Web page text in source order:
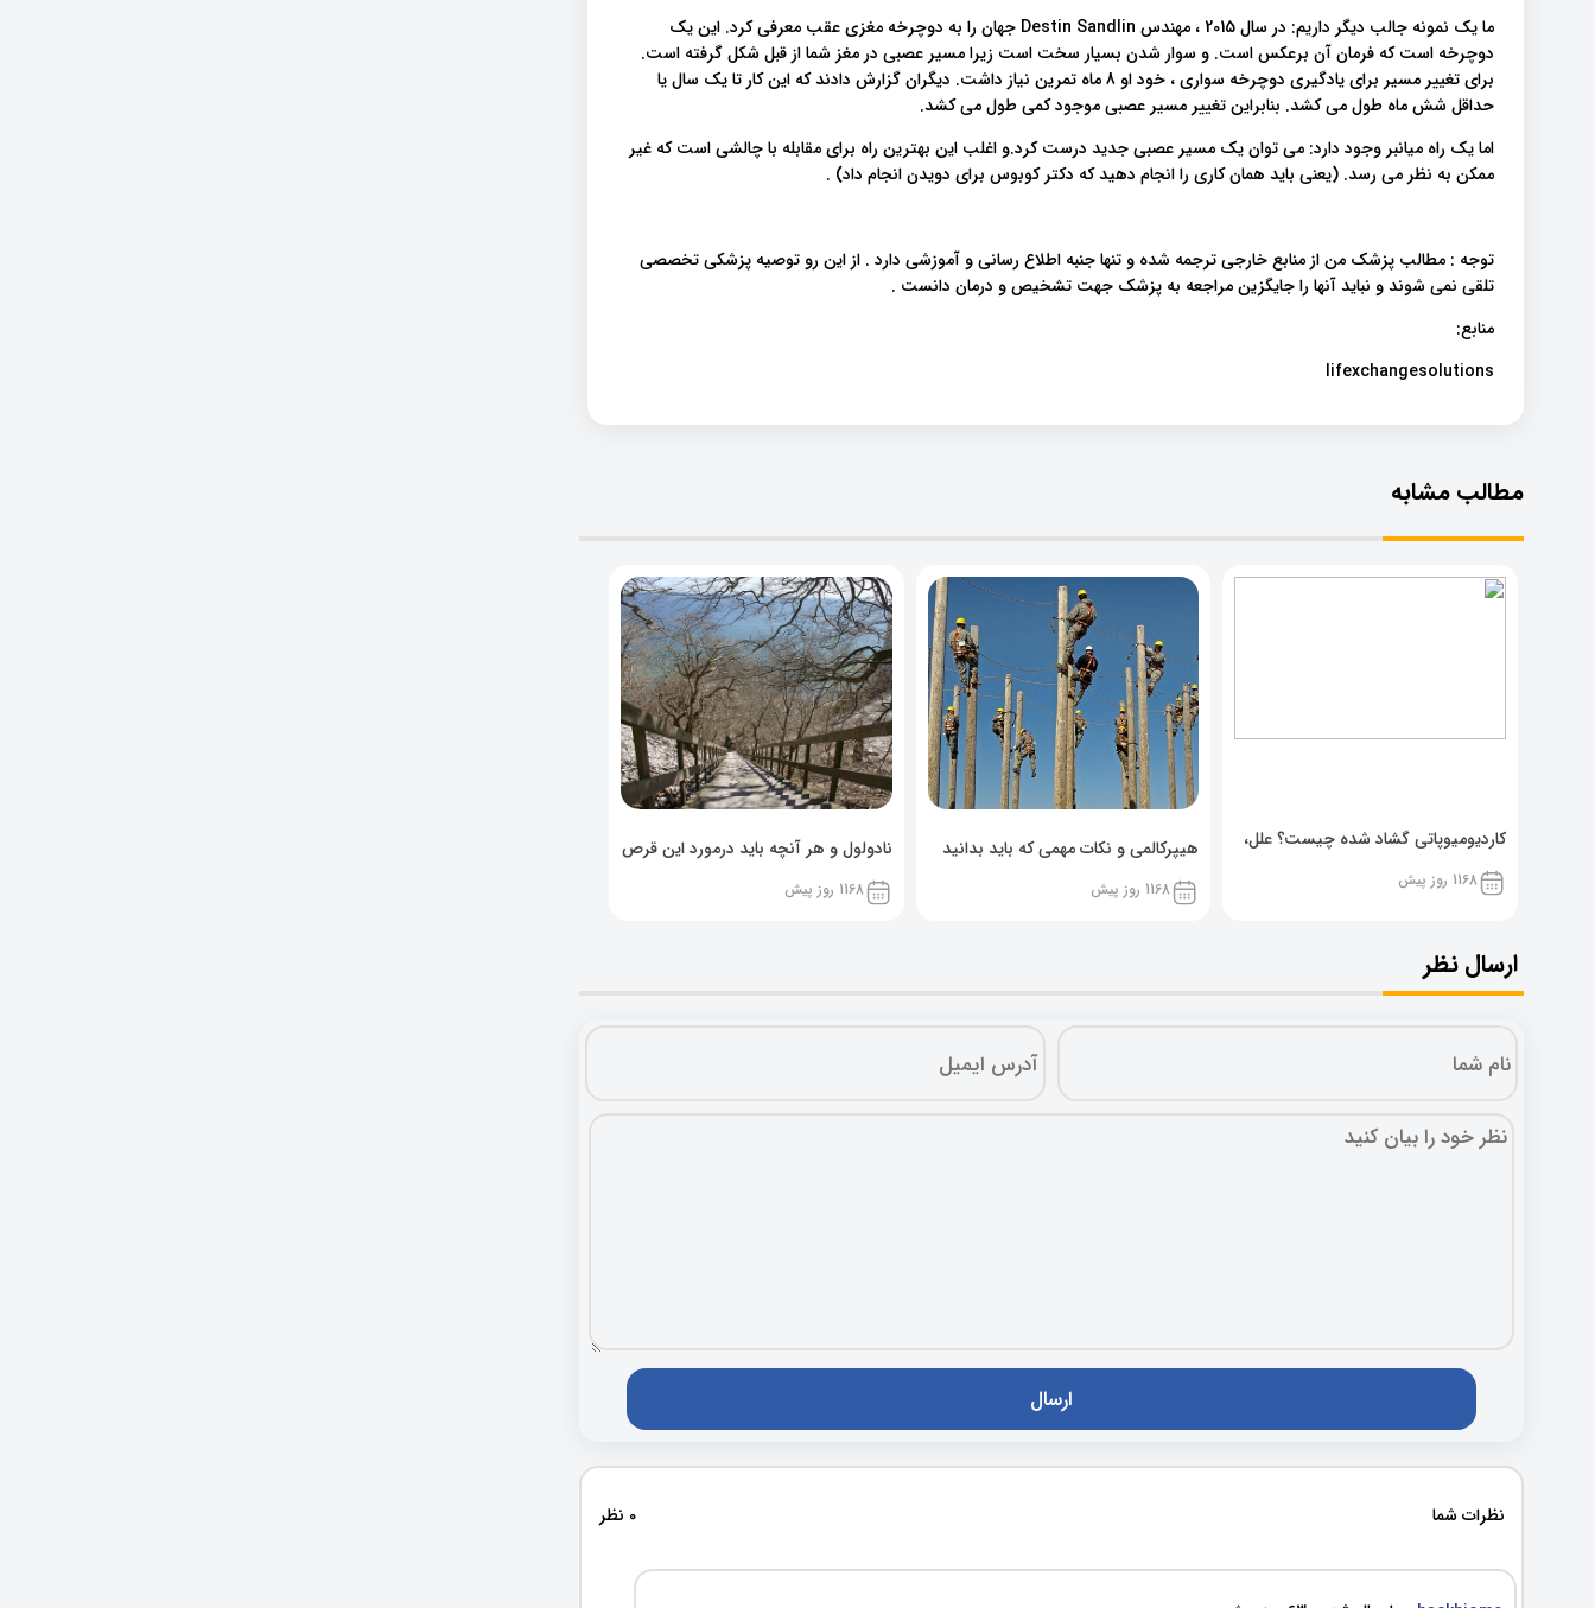
ما یک نمونه جالب دیگر داریم: در سال 2015 ، مهندس Destin Sandlin جهان را به دوچرخه مغزی عقب معرفی کرد. این یک
دوچرخه است که فرمان آن برعکس است. و سوار شدن بسیار سخت است زیرا مسیر عصبی در مغز شما از قبل شکل گرفته است.
برای تغییر مسیر برای یادگیری دوچرخه سواری ، خود او 8 ماه تمرین نیاز داشت. دیگران گزارش دادند که این کار تا یک سال یا
حداقل شش ماه طول می کشد. بنابراین تغییر مسیر عصبی موجود کمی طول می کشد.
اما یک راه میانبر وجود دارد: می توان یک مسیر عصبی جدید درست کرد.و اغلب این بهترین راه برای مقابله با چالشی است که غیر
ممکن به نظر می رسد. (یعنی باید همان کاری را انجام دهید که دکتر کوبوس برای دویدن انجام داد) .
توجه : مطالب پزشک من از منابع خارجی ترجمه شده و تنها جنبه اطلاع رسانی و آموزشی دارد . از این رو توصیه پزشکی تخصصی
تلقی نمی شوند و نباید آنها را جایگزین مراجعه به پزشک جهت تشخیص و درمان دانست .
منابع:
lifexchangesolutions
مطالب مشابه
کاردیومیوپاتی گشاد شده چیست؟ علل،
پیشگیری و نشانه ها
1168 روز پیش
هیپرکالمی و نکات مهمی که باید بدانید
1168 روز پیش
نادولول و هر آنچه باید درمورد این قرص
خوراکی بدانید!
1168 روز پیش
ارسال نظر
نظرات شما 0 نظر